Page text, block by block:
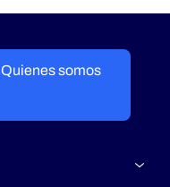
Quienes somos